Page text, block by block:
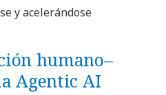
y acelerándose
humano–
Agentic AI